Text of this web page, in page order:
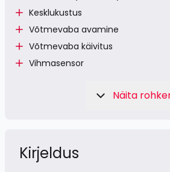
Kesklukustus
Võtmevaba avamine
Võtmevaba käivitus
Vihmasensor
Näita
Kirjeldus